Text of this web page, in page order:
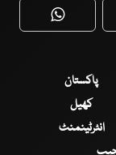
پاکستان
کھیل
انٹرٹینمنٹ